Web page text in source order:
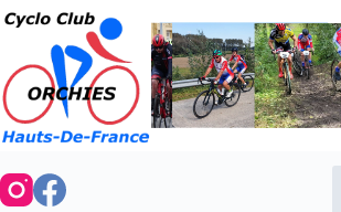
Passer
au
contenu